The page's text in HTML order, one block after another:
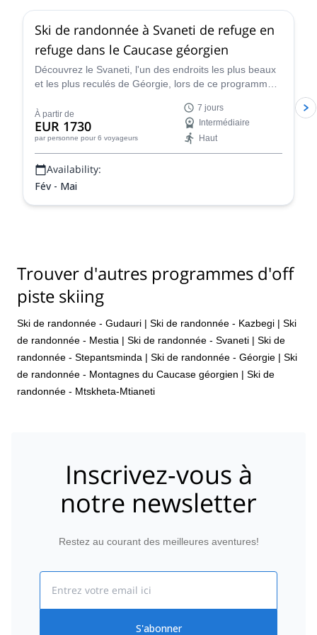
Ski de randonnée à Svaneti de refuge en
refuge dans le Caucase géorgien
Découvrez le Svaneti, l'un des endroits les plus beaux
et les plus reculés de Géorgie, lors de ce programme
certifié IFMGA.
À partir de
EUR 1730
par personne pour 6 voyageurs
7 jours
Intermédiaire
Haut
Availability:
Fév - Mai
Trouver d'autres programmes d'off
piste skiing
Ski de randonnée - Gudauri | Ski de randonnée - Kazbegi | Ski
de randonnée - Mestia | Ski de randonnée - Svaneti | Ski de
randonnée - Stepantsminda | Ski de randonnée - Géorgie | Ski
de randonnée - Montagnes du Caucase géorgien | Ski de
randonnée - Mtskheta-Mtianeti
Inscrivez-vous à
notre newsletter
Restez au courant des meilleures aventures!
S'abonner